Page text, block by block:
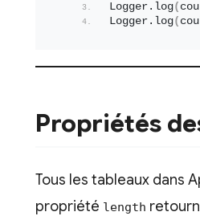
Logger. log(
Logger. log(
Propriétés
Tous les tableaux dans
propriété length